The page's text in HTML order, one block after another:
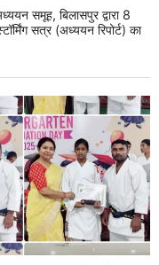
समूह, बिलासपुर द्वारा 8
सत्र (अध्ययन रिपोर्ट) का